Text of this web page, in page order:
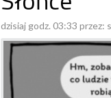
dzisiaj godz. 03:33 przez: